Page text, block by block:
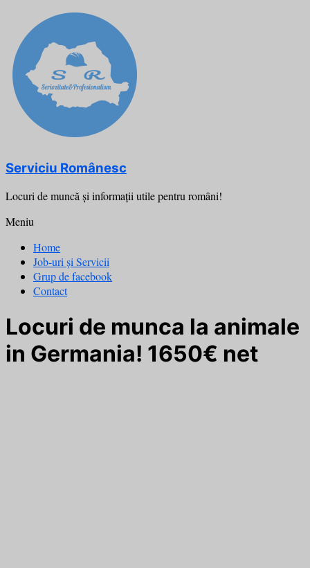
content
Serviciu Românesc
Locuri de muncă şi informații utile pentru români!
Meniu
Home
Job-uri și Servicii
Grup de facebook
Contact
Locuri de munca la animale
in Germania! 1650€ net